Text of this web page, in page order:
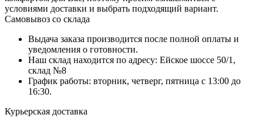
условиями доставки и выбрать подходящий вариант.
Самовывоз со склада
Выдача заказа производится после полной оплаты и
уведомления о готовности.
Наш склад находится по адресу: Ейское шоссе 50/1,
склад №8
График работы: вторник, четверг, пятница с 13:00 до
16:30.
Курьерская доставка